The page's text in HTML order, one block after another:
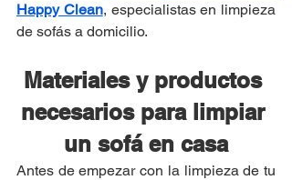
Happy Clean, especialistas en limpieza
de sofás a domicilio.
Materiales y productos
necesarios para limpiar
un sofá en casa
Antes de empezar con la limpieza de tu